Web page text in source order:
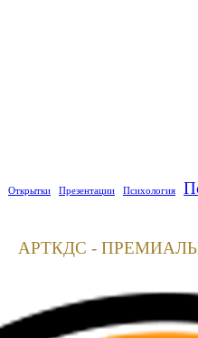
Открытки Презентации Психология
АРТКДС -